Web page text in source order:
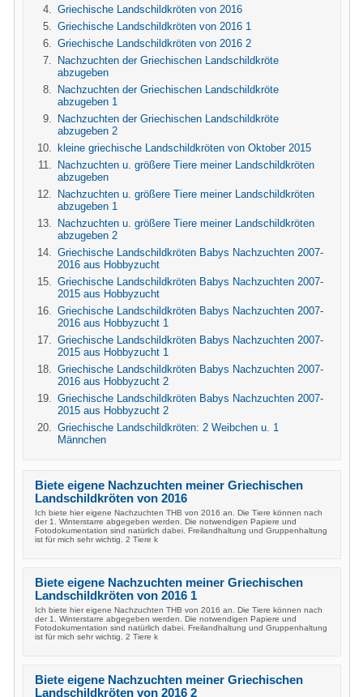
Griechische Landschildkröten von 2016
Griechische Landschildkröten von 2016 1
Griechische Landschildkröten von 2016 2
Nachzuchten der Griechischen Landschildkröte
abzugeben
Nachzuchten der Griechischen Landschildkröte
abzugeben 1
Nachzuchten der Griechischen Landschildkröte
abzugeben 2
kleine griechische Landschildkröten von Oktober 2015
Nachzuchten u. größere Tiere meiner Landschildkröten
abzugeben
Nachzuchten u. größere Tiere meiner Landschildkröten
abzugeben 1
Nachzuchten u. größere Tiere meiner Landschildkröten
abzugeben 2
Griechische Landschildkröten Babys Nachzuchten 2007-
2016 aus Hobbyzucht
Griechische Landschildkröten Babys Nachzuchten 2007-
2015 aus Hobbyzucht
Griechische Landschildkröten Babys Nachzuchten 2007-
2016 aus Hobbyzucht 1
Griechische Landschildkröten Babys Nachzuchten 2007-
2015 aus Hobbyzucht 1
Griechische Landschildkröten Babys Nachzuchten 2007-
2016 aus Hobbyzucht 2
Griechische Landschildkröten Babys Nachzuchten 2007-
2015 aus Hobbyzucht 2
Griechische Landschildkröten: 2 Weibchen u. 1
Männchen
Biete eigene Nachzuchten meiner Griechischen
Landschildkröten von 2016
Ich biete hier eigene Nachzuchten THB von 2016 an. Die Tiere können nach
der 1. Winterstarre abgegeben werden. Die notwendigen Papiere und
Fotodokumentation sind natürlich dabei. Freilandhaltung und Gruppenhaltung
ist für mich sehr wichtig. 2 Tiere k
Biete eigene Nachzuchten meiner Griechischen
Landschildkröten von 2016 1
Ich biete hier eigene Nachzuchten THB von 2016 an. Die Tiere können nach
der 1. Winterstarre abgegeben werden. Die notwendigen Papiere und
Fotodokumentation sind natürlich dabei. Freilandhaltung und Gruppenhaltung
ist für mich sehr wichtig. 2 Tiere k
Biete eigene Nachzuchten meiner Griechischen
Landschildkröten von 2016 2